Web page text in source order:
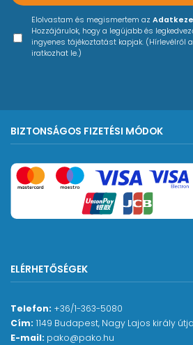
Elolvastam és megismertem az
Hozzájárulok, hogy a legújabb és
ingyenes tájékoztatást kapjak. (Hírlevélről
iratkozhat le.)
BIZTONSÁGOS FIZETÉSI MÓDOK
ELÉRHETŐSÉGEK
Telefon: +36/1-363-5080
Cím: 1149 Budapest, Nagy Lajos király
E-mail: pako@pako.hu